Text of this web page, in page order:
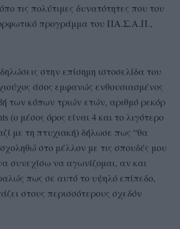
τις πολύτιμες δυνατότητες που του
προγράμμα του ΠΑ.Σ.Α.Π.,
στην επίσημη ιστοσελίδα του
άσος εμφανώς ενθουσιασμένος
των κόπων τριών ετών, αριθμό ρεκόρ
(ο μέσος όρος είναι 4 και το λιγότερο
με τη πτυχιακή) δήλωσε πως “θα
στο μέλλον με τις σπουδές μου
συνεχίσω να αγωνίζομαι, αν και
πως σε αυτό το υψηλό επίπεδο,
στους περισσότερους σχεδόν